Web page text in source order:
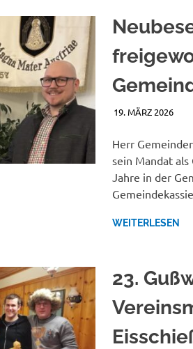
19. MÄRZ 2026
Herr
sein Mandat
Jahre in der
WEITERLESEN
23.